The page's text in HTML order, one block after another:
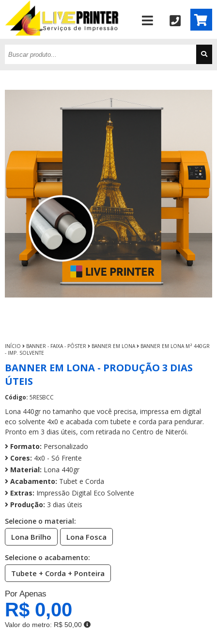
INÍCIO BANNER - FAIXA - PÔSTER BANNER EM LONA
BANNER EM LONA M² 440GR
- IMP. SOLVENTE
BANNER EM LONA - PRODUÇÃO 3 DIAS
ÚTEIS
Código: 5RESBCC
Lona 440gr no tamanho que você precisa, impressa em digital
eco solvente 4x0 e acabada com tubete e corda para pendurar.
Pronto em 3 dias úteis, com retirada no Centro de Niterói.
Formato: Personalizado
Cores: 4x0 - Só Frente
Material: Lona 440gr
Acabamento: Tubet e Corda
Extras: Impressão Digital Eco Solvente
Produção: 3 dias úteis
Selecione o material:
Lona Brilho Lona Fosca
Selecione o acabamento:
Tubete + Corda + Ponteira
Por Apenas
R$ 0,00
Valor do metro: R$ 50,00